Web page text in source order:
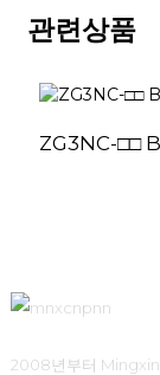
관련상품
ZG3NC-□□ B
2008년부터 Mingxin